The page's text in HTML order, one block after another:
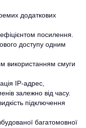
додаткових
посилення.
доступу одним
використанням смуги
IP-адрес,
залежно від часу.
підключення
багатомовної